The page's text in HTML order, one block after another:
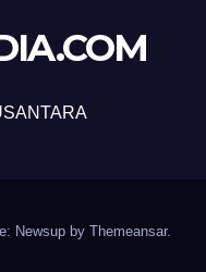
Newsup by Themeansar.